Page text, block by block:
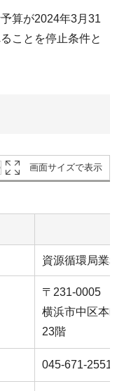
算が2024年3月31
ことを停止条件と
画面サイズで表示
資源循環局業
〒231-0005
横浜市中区本
23階
045-671-2551